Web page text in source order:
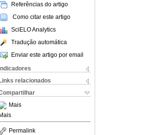
Referências do artigo
Como citar este artigo
SciELO Analytics
Tradução automática
Enviar este artigo por email
Indicadores
Links relacionados
Mais
Mais
Permalink